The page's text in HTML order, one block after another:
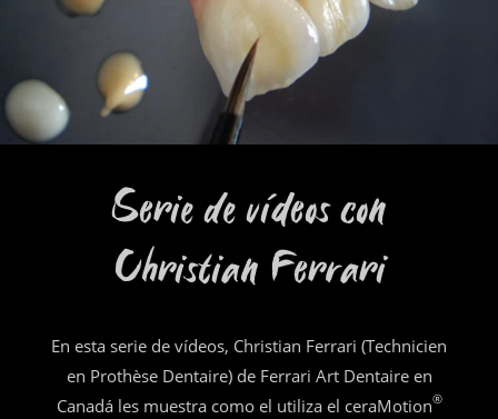
Serie de vídeos con
Christian Ferrari
En esta serie de vídeos, Christian Ferrari (Technicien
en Prothèse Dentaire) de Ferrari Art Dentaire en
Canadá les muestra como el utiliza el ceraMotion®